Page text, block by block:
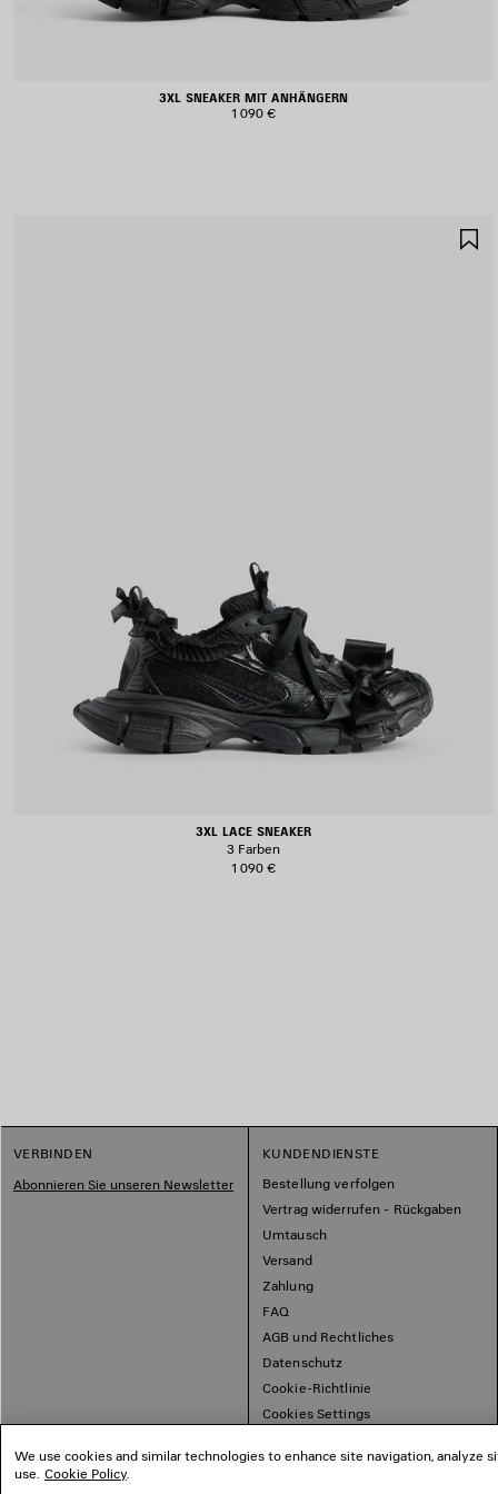
3XL SNEAKER MIT ANHÄNGERN
1 090 €
3XL LACE SNEAKER
3 Farben
1 090 €
VERBINDEN
Abonnieren Sie unseren Newsletter
KUNDENDIENSTE
Bestellung verfolgen
Vertrag widerrufen - Rückgaben
Umtausch
Versand
Zahlung
FAQ
AGB und Rechtliches
Datenschutz
Cookie-Richtlinie
Cookies Settings
We use cookies and similar technologies to enhance site navigation,
use. Cookie Policy.